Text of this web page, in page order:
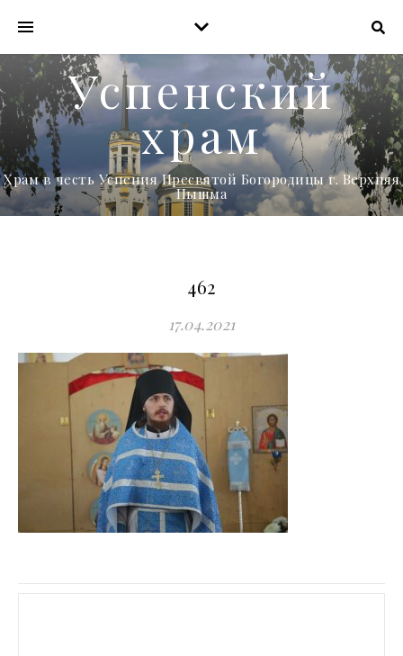
Успенский
храм
Храм в честь Успения Пресвятой Богородицы г. Верхняя
Пышма
462
17.04.2021